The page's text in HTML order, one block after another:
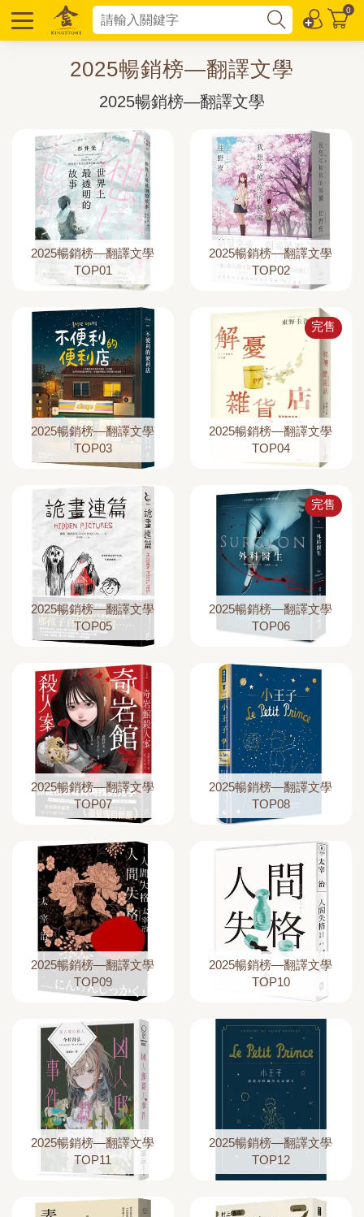
0
2025暢銷榜—翻譯文學
2025暢銷榜—翻譯文學
TOP01
2025暢銷榜—翻譯文學
TOP02
2025暢銷榜—翻譯文學
TOP03
完售
2025暢銷榜—翻譯文學
TOP04
2025暢銷榜—翻譯文學
TOP05
完售
2025暢銷榜—翻譯文學
TOP06
2025暢銷榜—翻譯文學
TOP07
2025暢銷榜—翻譯文學
TOP08
2025暢銷榜—翻譯文學
TOP09
2025暢銷榜—翻譯文學
TOP10
2025暢銷榜—翻譯文學
TOP11
2025暢銷榜—翻譯文學
TOP12